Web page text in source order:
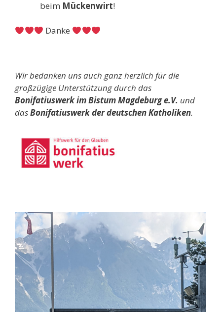
beim Mückenwirt!
Danke
Wir bedanken uns auch ganz herzlich für die
großzügige Unterstützung durch das
Bonifatiuswerk im Bistum Magdeburg e.V. und
dasBonifatiuswerk der deutschen Katholiken.